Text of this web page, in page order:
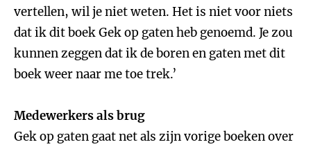
vertellen, wil je niet weten. Het is niet voor niets
dat ik dit boek Gek op gaten heb genoemd. Je zou
kunnen zeggen dat ik de boren en gaten met dit
boek weer naar me toe trek.’
Medewerkers als brug
Gek op gaten gaat net als zijn vorige boeken over